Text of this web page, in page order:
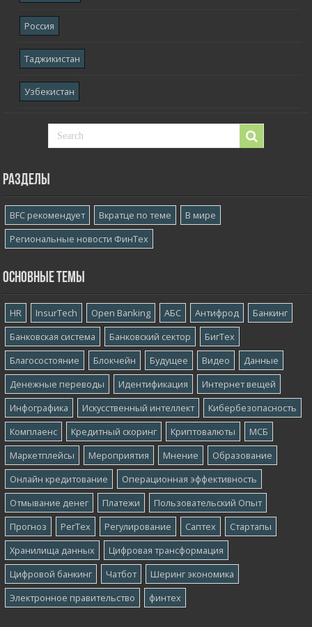
Россия
Таджикистан
Узбекистан
Разделы
BFC рекомендует Вкратце по теме
В мире
Региональные новости ФинТех
Основные темы
HR InsurTech Open Banking АБС Антифрод
Банкинг
Банковская система
Банковский сектор
БигТех
Благосостояние
Блокчейн Будущее Видео
Данные
Денежные переводы
Идентификация
Интернет вещей
Инфографика
Искусственный интеллект
Кибербезопасность
Комплаенс
Кредитный скоринг Криптовалюты
МСБ
Маркетплейсы
Мероприятия Мнение
Образование
Онлайн кредитование
Операционная эффективность
Отмывание денег
Платежи
Пользовательский Опыт
Прогноз
РегТех Регулирование Саптех
Стартапы
Хранилища данных
Цифровая трансформация
Цифровой банкинг
Чатбот
Шеринг экономика
Электронное правительство
финтех